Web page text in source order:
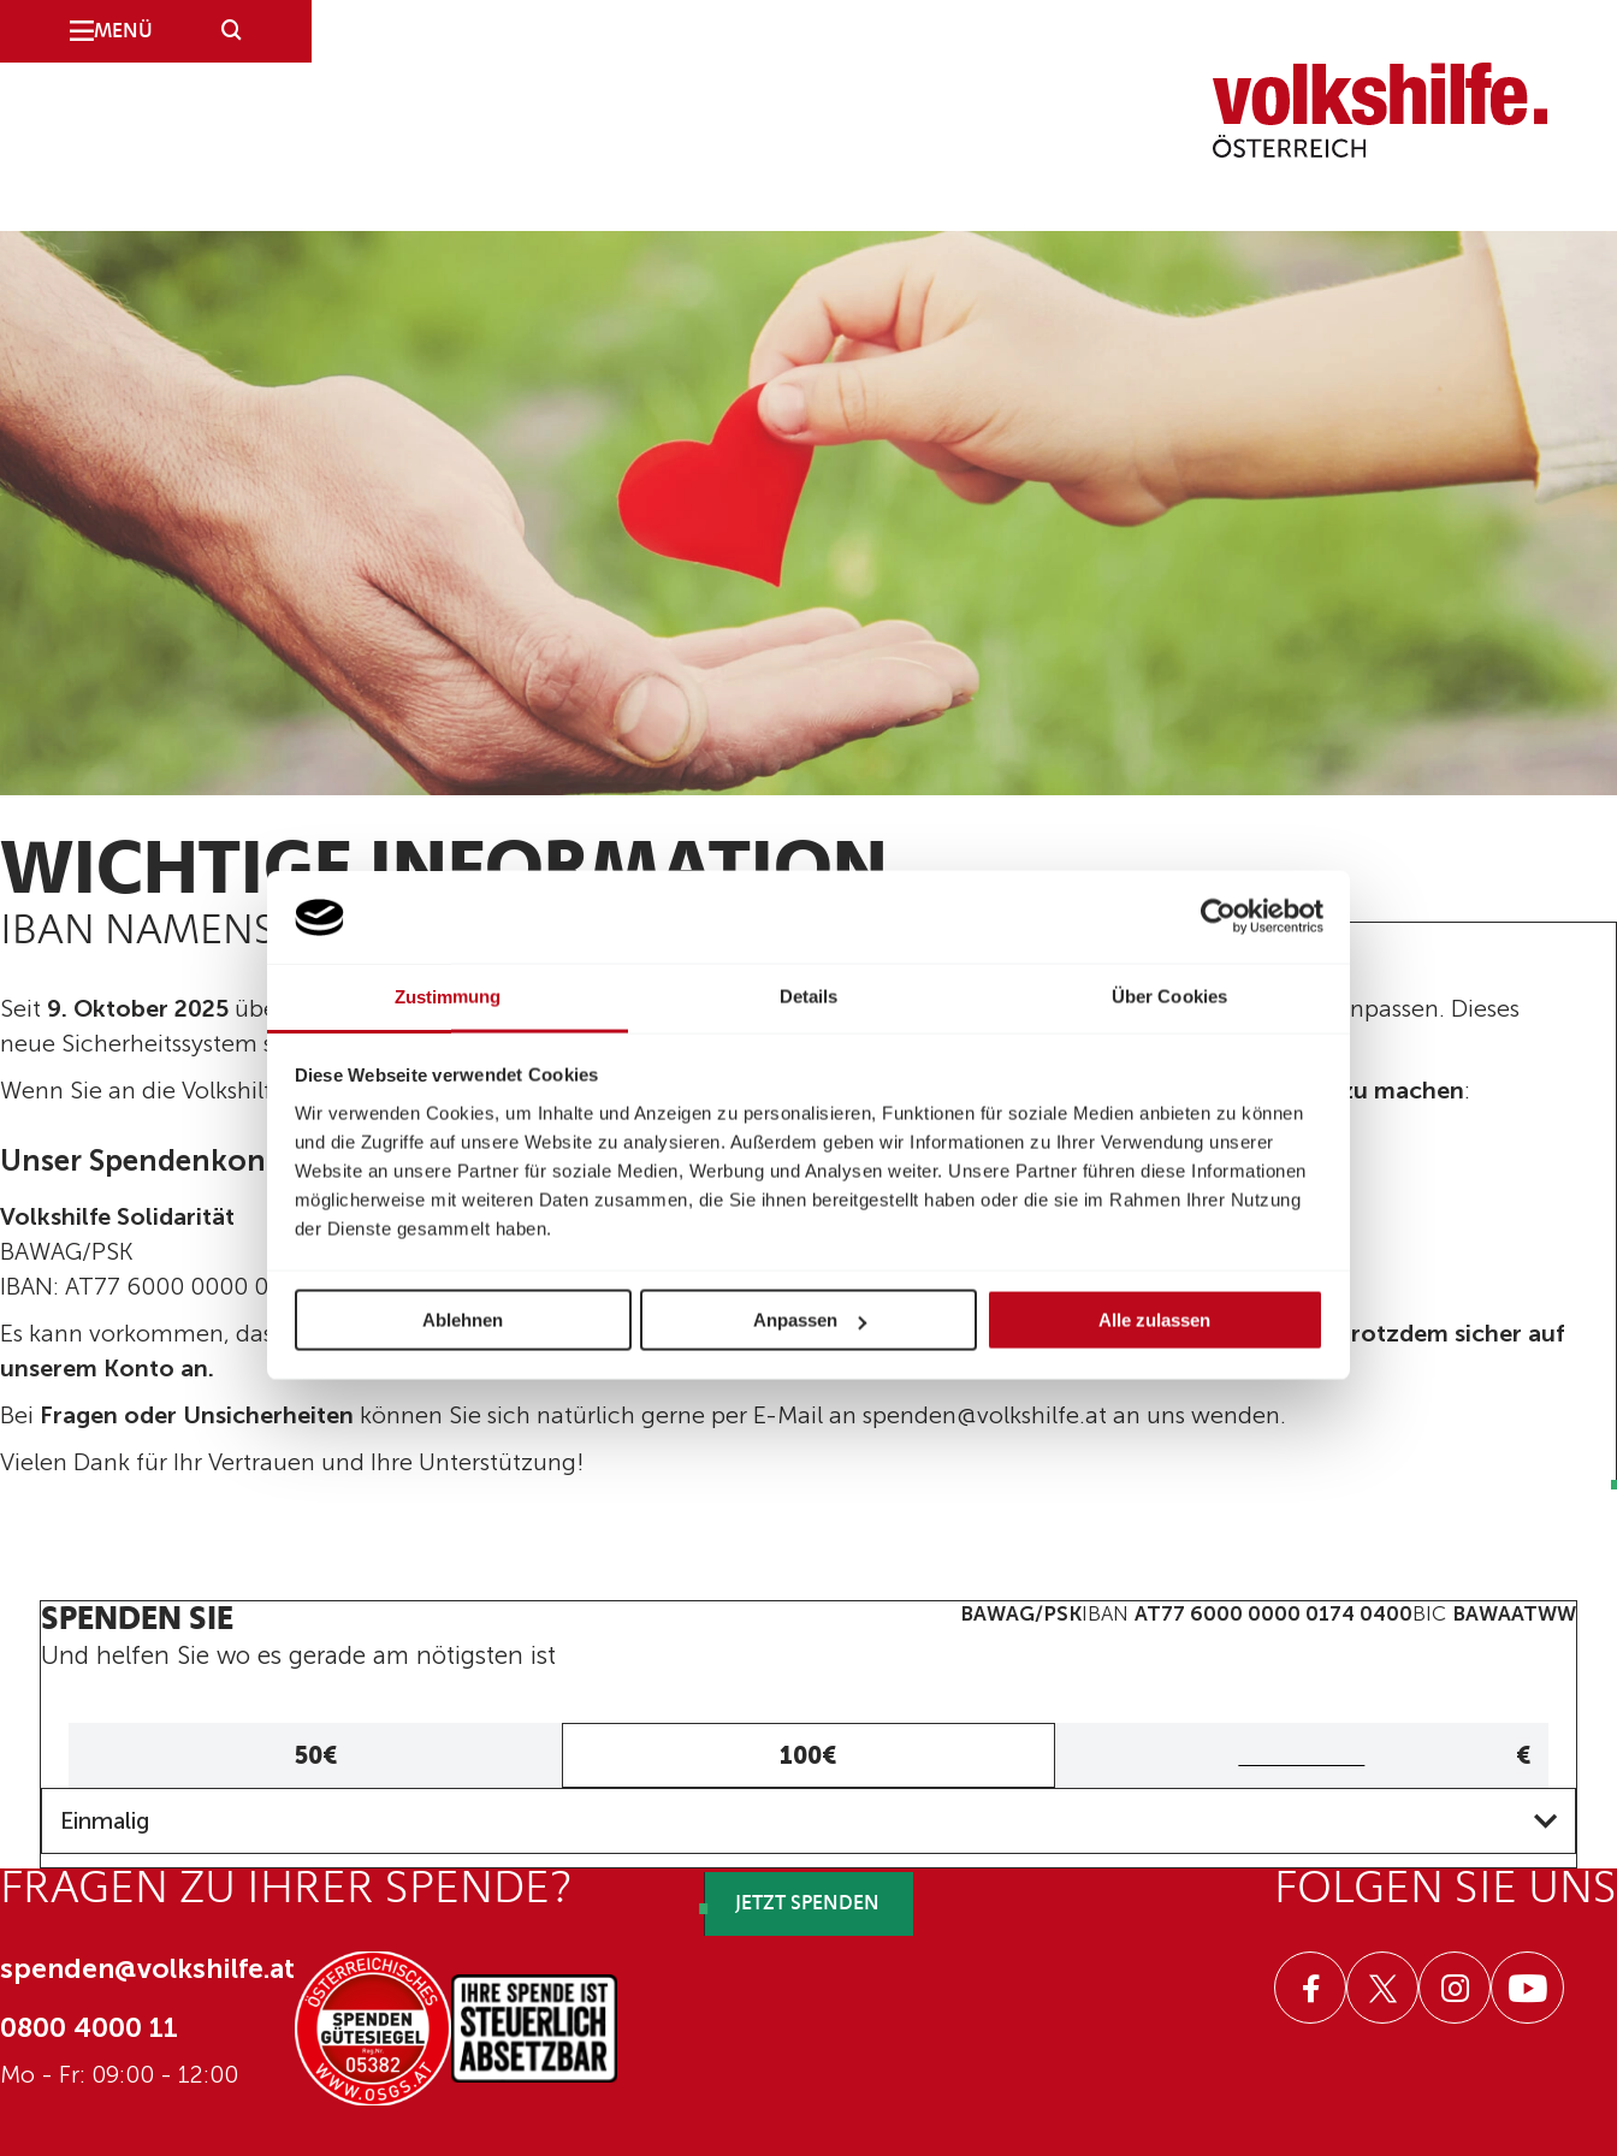
Zustimmung Details Über Cookies
Diese Webseite verwendet Cookies
Wir verwenden Cookies, um Inhalte und Anzeigen zu personalisieren, Funktionen für soziale Medien anbieten zu können
und die Zugriffe auf unsere Website zu analysieren. Außerdem geben wir Informationen zu Ihrer Verwendung unserer
Website an unsere Partner für soziale Medien, Werbung und Analysen weiter. Unsere Partner führen diese Informationen
möglicherweise mit weiteren Daten zusammen, die Sie ihnen bereitgestellt haben oder die sie im Rahmen Ihrer Nutzung
der Dienste gesammelt haben.
Ablehnen Anpassen Alle zulassen
MENÜ SUCHE
Volkshilfe
Österreich
WICHTIGE INFORMATION.
IBAN NAMENSABGLEICH
Seit 9. Oktober 2025 überprüfen Banken bei Online-Überweisungen automatisch, ob Empfängername und IBAN zusammenpassen. Dieses
neue Sicherheitssystem soll helfen,
Wenn Sie an die Volkshilfe spenden und dabei eine Hinweis- oder Warnmeldung erhalten, brauchen Sie sich
keine Sorgen zu machen:
Unser Spendenkonto lautet:
Volkshilfe Solidarität
BAWAG/PSK
IBAN: AT77 6000 0000 0174 0400
Es kann vorkommen, dass das System den Namen oder einen eventuellen Zusatz nicht exakt erkennt.Ihre Spende kommt trotzdem sicher auf
unserem Konto an.
Bei Fragen oder Unsicherheiten können Sie sich natürlich gerne per E-Mail an spenden@volkshilfe.at an uns wenden.
Vielen Dank für Ihr Vertrauen und Ihre Unterstützung!
SPENDEN SIE
Und helfen Sie wo es gerade am nötigsten ist
BAWAG/PSKIBANAT77 6000 0000 0174 0400BIC BAWAATWW
50€ 100€
eingeben
€
Einmalig
JETZT SPENDEN
FRAGEN ZU IHRER SPENDE?
spenden@volkshilfe.at
0800 4000 11
Mo - Fr: 09:00 - 12:00
FOLGEN SIE UNS
FacebookTwitterInstagramYoutube